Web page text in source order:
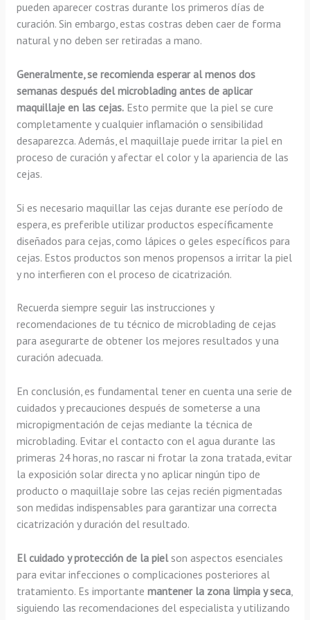
pueden aparecer costras durante los primeros días de
curación. Sin embargo, estas costras deben caer de forma
natural y no deben ser retiradas a mano.
Generalmente, se recomienda esperar al menos dos
semanas después del microblading antes de aplicar
maquillaje en las cejas.Esto permite que la piel se cure
completamente y cualquier inflamación o sensibilidad
desaparezca. Además, el maquillaje puede irritar la piel en
proceso de curación y afectar el color y la apariencia de las
cejas.
Si es necesario maquillar las cejas durante ese período de
espera, es preferible utilizar productos específicamente
diseñados para cejas, como lápices o geles específicos para
cejas. Estos productos son menos propensos a irritar la piel
y no interfieren con el proceso de cicatrización.
Recuerda siempre seguir las instrucciones y
recomendaciones de tu técnico de microblading de cejas
para asegurarte de obtener los mejores resultados y una
curación adecuada.
En conclusión, es fundamental tener en cuenta una serie de
cuidados y precauciones después de someterse a una
micropigmentación de cejas mediante la técnica de
microblading. Evitar el contacto con el agua durante las
primeras 24 horas, no rascar ni frotar la zona tratada, evitar
la exposición solar directa y no aplicar ningún tipo de
producto o maquillaje sobre las cejas recién pigmentadas
son medidas indispensables para garantizar una correcta
cicatrización y duración del resultado.
El cuidado y protección de la pielson aspectos esenciales
para evitar infecciones o complicaciones posteriores al
tratamiento. Es importante mantener la zona limpia y seca,
siguiendo las recomendaciones del especialista y utilizando